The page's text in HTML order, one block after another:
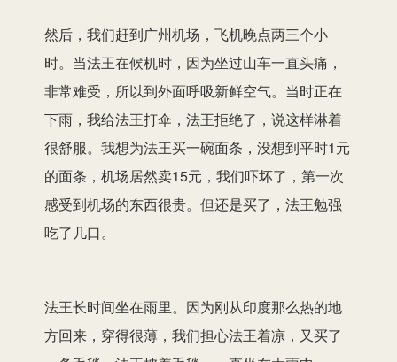
然后，我们赶到广州机场，飞机晚点两三个小
时。当法王在候机时，因为坐过山车一直头痛，
非常难受，所以到外面呼吸新鲜空气。当时正在
下雨，我给法王打伞，法王拒绝了，说这样淋着
很舒服。我想为法王买一碗面条，没想到平时1元
的面条，机场居然卖15元，我们吓坏了，第一次
感受到机场的东西很贵。但还是买了，法王勉强
吃了几口。
法王长时间坐在雨里。因为刚从印度那么热的地
方回来，穿得很薄，我们担心法王着凉，又买了